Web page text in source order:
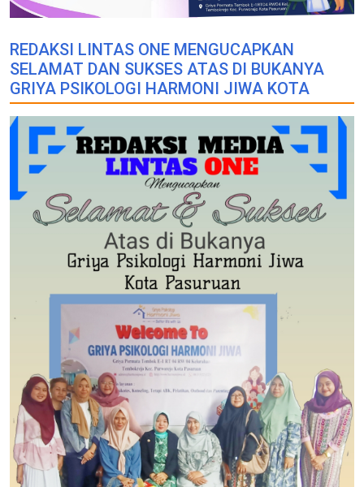
REDAKSI LINTAS ONE MENGUCAPKAN
SELAMAT DAN SUKSES ATAS DI BUKANYA
GRIYA PSIKOLOGI HARMONI JIWA KOTA